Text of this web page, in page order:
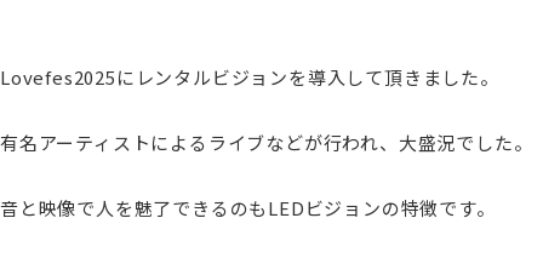
Lovefes2025にレンタルビジョンを導入して頂きました。
有名アーティストによるライブなどが行われ、大盛況でした。
音と映像で人を魅了できるのもLEDビジョンの特徴です。